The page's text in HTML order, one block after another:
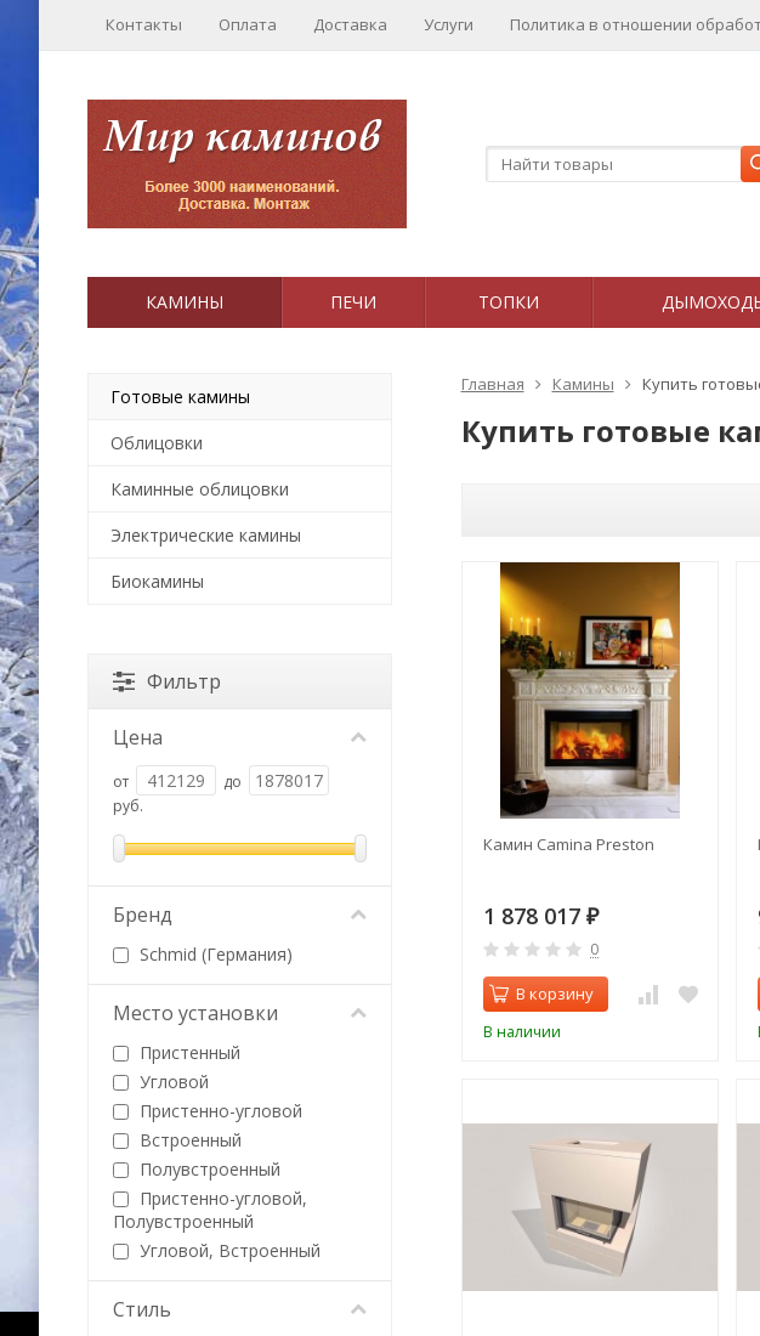
Контакты Оплата Доставка Услуги Политика в отношении
КАМИНЫ ПЕЧИ ТОПКИ
Главная Камины Купить
Купить готовые
Камин Camina Preston
1 878 017 ₽
0
В корзину
В наличии
Готовые камины
Облицовки
Каминные облицовки
Электрические камины
Биокамины
Фильтр
Цена
от
до
руб.
Бренд
Schmid (Германия)
Место установки
Пристенный
Угловой
Пристенно-угловой
Встроенный
Полувстроенный
Пристенно-угловой,
Полувстроенный
Угловой, Встроенный
Стиль